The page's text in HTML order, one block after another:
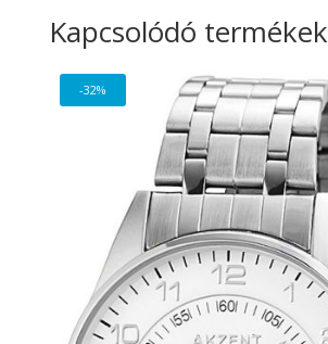
Kapcsolódó termékek
-32%